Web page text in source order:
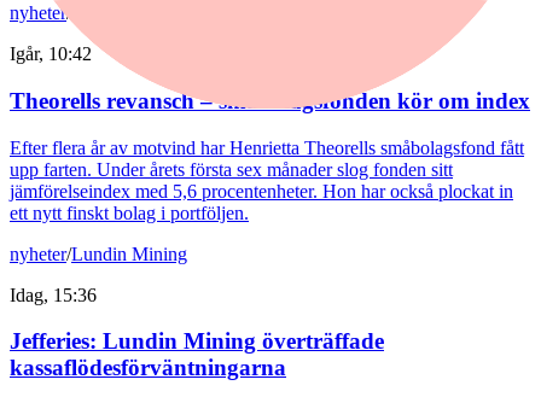
nyheter/
Igår, 10:42
Theorells revansch – småbolagsfonden kör om index
Efter flera år av motvind har Henrietta Theorells småbolagsfond fått
upp farten. Under årets första sex månader slog fonden sitt
jämförelseindex med 5,6 procentenheter. Hon har också plockat in
ett nytt finskt bolag i portföljen.
nyheter/Lundin Mining
Idag, 15:36
Jefferies: Lundin Mining överträffade
kassaflödesförväntningarna